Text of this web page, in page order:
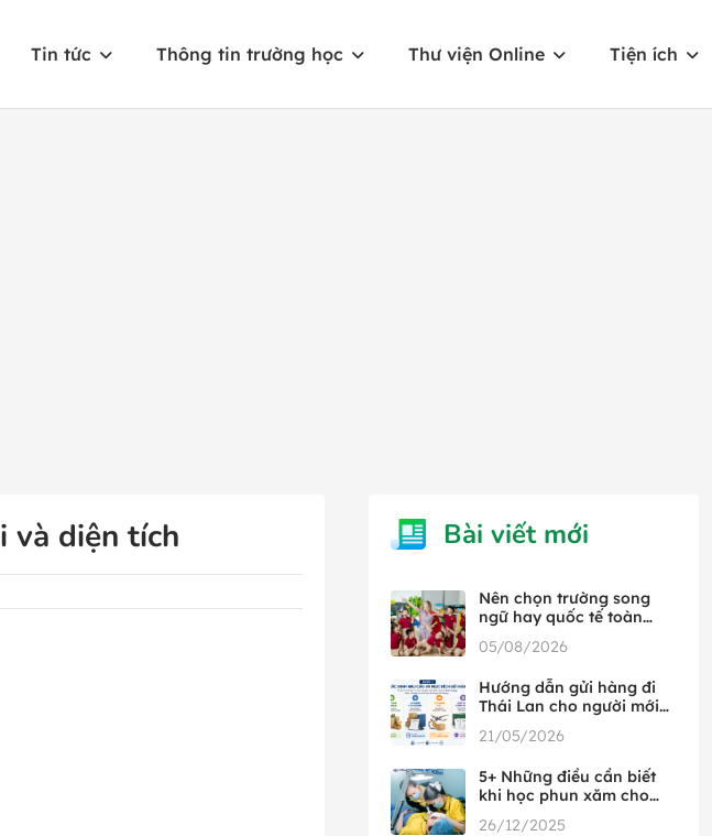
Tin tức Thông tin trường học Thư viện Online Tiện ích
và diện tích Bài viết mới
Nên chọn trường song
ngữ hay quốc tế toàn
05/08/2026
Hướng dẫn gửi hàng đi
Thái Lan cho người mới
21/05/2026
5+ Những điều cần biết
khi học phun xăm cho
26/12/2025